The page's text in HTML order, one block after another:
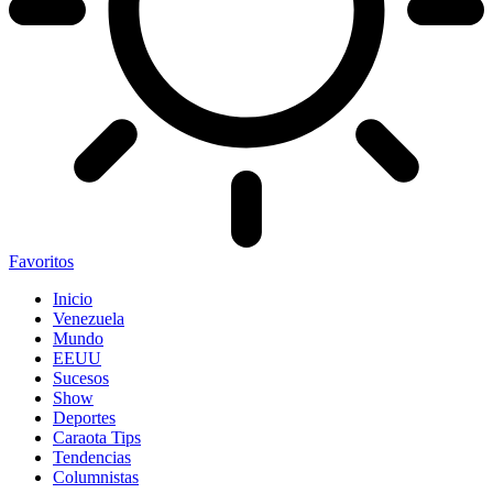
Favoritos
Inicio
Venezuela
Mundo
EEUU
Sucesos
Show
Deportes
Caraota Tips
Tendencias
Columnistas